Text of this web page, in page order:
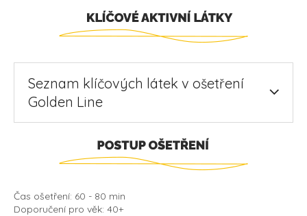
Seznam klíčových látek v ošetření
Golden Line
Čas ošetření: 60 - 80 min
Doporučení pro věk: 40+